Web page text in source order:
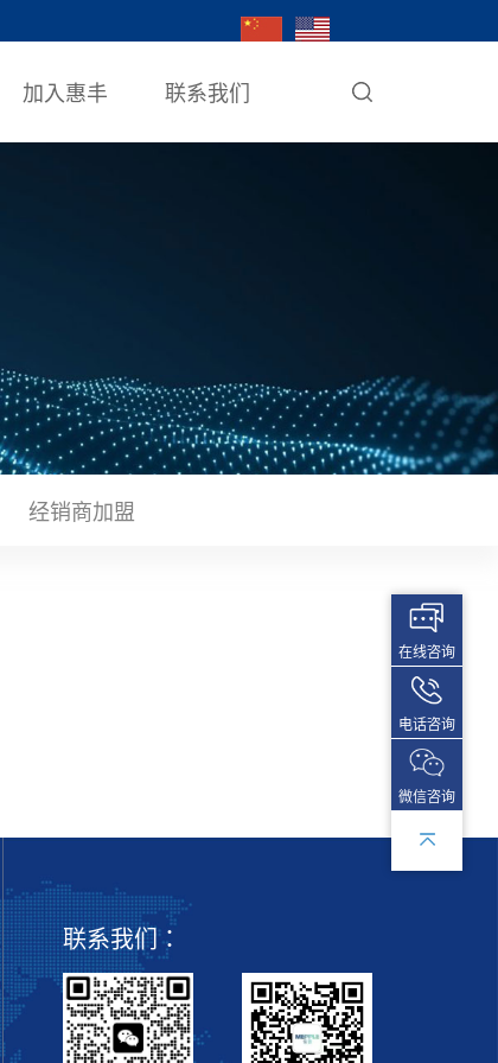
加入惠丰 联系我们
经销商加盟
联系我们：
在线咨询
电话咨询
微信咨询